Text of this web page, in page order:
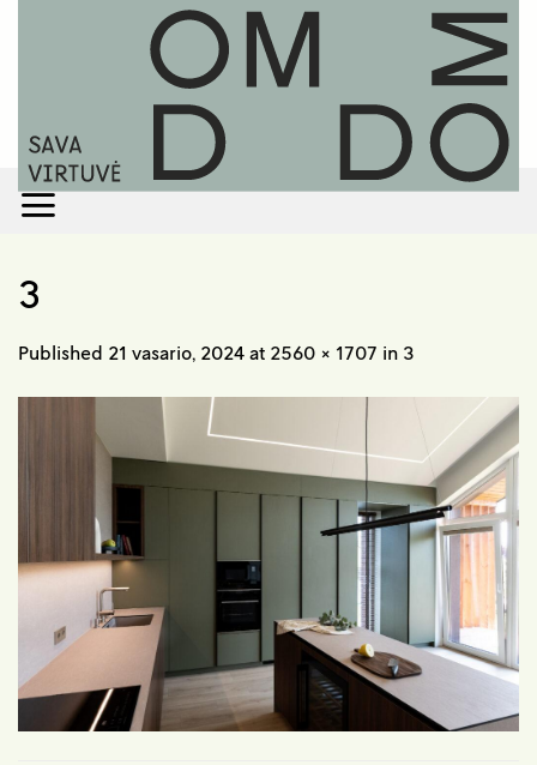
3
Published 21 vasario, 2024 at 2560 × 1707 in 3